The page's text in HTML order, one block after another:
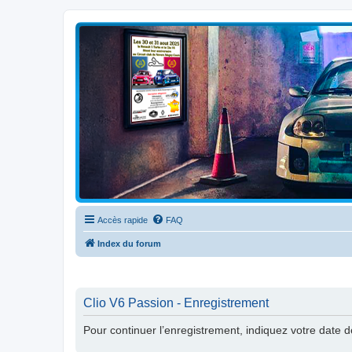
Clio V6 Passion
Le site français des passionnés de Clio V6
Accès rapide FAQ
Index du forum
Clio V6 Passion - Enregistrement
Pour continuer l’enregistrement, indiquez votre date